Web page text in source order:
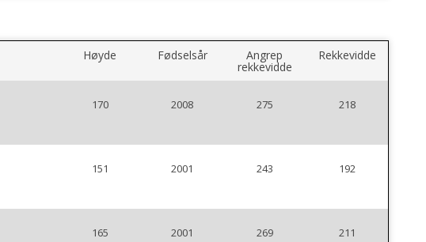
Høyde Fødselsår Angrep
rekkevidde
Rekkevidde
170 2008 275 218
151 2001 243 192
165 2001 269 211